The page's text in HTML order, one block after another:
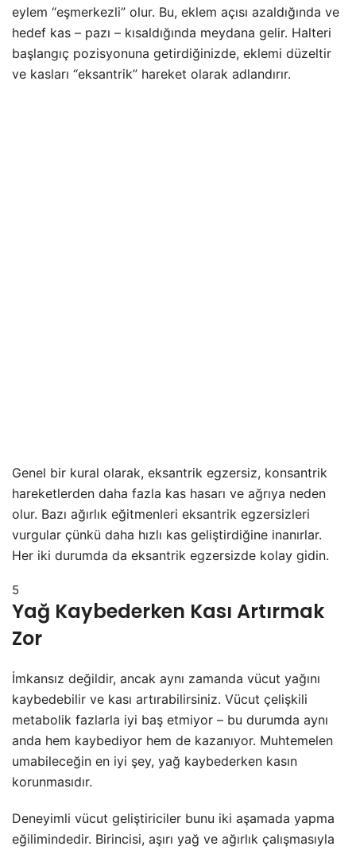
eylem “eşmerkezli” olur. Bu, eklem açısı azaldığında ve
hedef kas – pazı – kısaldığında meydana gelir. Halteri
başlangıç pozisyonuna getirdiğinizde, eklemi düzeltir
ve kasları “eksantrik” hareket olarak adlandırır.
Genel bir kural olarak, eksantrik egzersiz, konsantrik
hareketlerden daha fazla kas hasarı ve ağrıya neden
olur. Bazı ağırlık eğitmenleri eksantrik egzersizleri
vurgular çünkü daha hızlı kas geliştirdiğine inanırlar.
Her iki durumda da eksantrik egzersizde kolay gidin.
5
Yağ Kaybederken Kası Artırmak
Zor
İmkansız değildir, ancak aynı zamanda vücut yağını
kaybedebilir ve kası artırabilirsiniz. Vücut çelişkili
metabolik fazlarla iyi baş etmiyor – bu durumda aynı
anda hem kaybediyor hem de kazanıyor. Muhtemelen
umabileceğin en iyi şey, yağ kaybederken kasın
korunmasıdır.
Deneyimli vücut geliştiriciler bunu iki aşamada yapma
eğilimindedir. Birincisi, aşırı yağ ve ağırlık çalışmasıyla